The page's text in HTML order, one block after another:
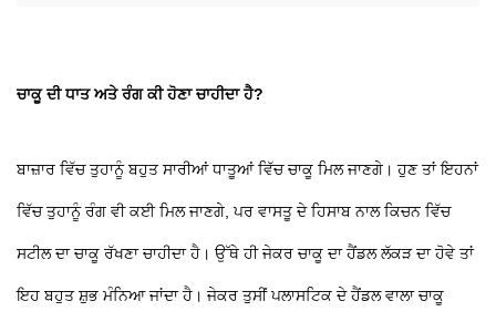
ਚਾਕੂ ਦੀ ਧਾਤ ਅਤੇ ਰੰਗ ਕੀ ਹੋਣਾ ਚਾਹੀਦਾ ਹੈ?
ਬਾਜ਼ਾਰ ਵਿੱਚ ਤੁਹਾਨੂੰ ਬਹੁਤ ਸਾਰੀਆਂ ਧਾਤੂਆਂ ਵਿੱਚ ਚਾਕੂ ਮਿਲ ਜਾਣਗੇ। ਹੁਣ ਤਾਂ ਇਹਨਾਂ
ਵਿੱਚ ਤੁਹਾਨੂੰ ਰੰਗ ਵੀ ਕਈ ਮਿਲ ਜਾਣਗੇ, ਪਰ ਵਾਸਤੂ ਦੇ ਹਿਸਾਬ ਨਾਲ ਕਿਚਨ ਵਿੱਚ
ਸਟੀਲ ਦਾ ਚਾਕੂ ਰੱਖਣਾ ਚਾਹੀਦਾ ਹੈ। ਉੱਥੇ ਹੀ ਜੇਕਰ ਚਾਕੂ ਦਾ ਹੈਂਡਲ ਲੱਕੜ ਦਾ ਹੋਵੇ ਤਾਂ
ਇਹ ਬਹੁਤ ਸ਼ੁਭ ਮੰਨਿਆ ਜਾਂਦਾ ਹੈ। ਜੇਕਰ ਤੁਸੀਂ ਪਲਾਸਟਿਕ ਦੇ ਹੈਂਡਲ ਵਾਲਾ ਚਾਕੂ